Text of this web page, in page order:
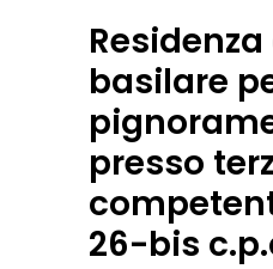
basilare
presso
26-bis